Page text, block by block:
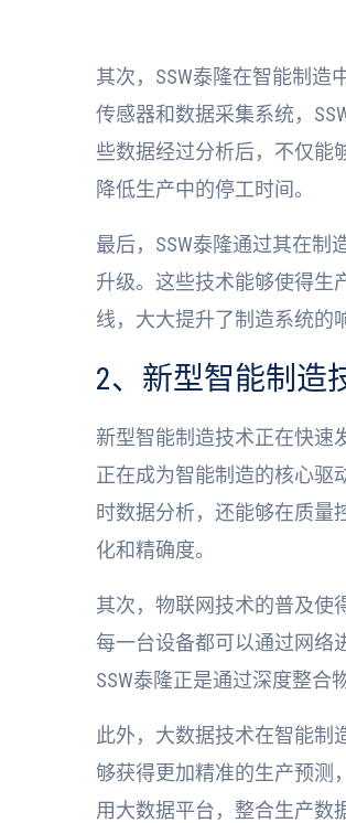
其次，SSW泰隆在智能制
传感器和数据采集系统，
些数据经过分析后，不仅能
降低生产中的停工时间。
最后，SSW泰隆通过其在
升级。这些技术能够使得生
线，大大提升了制造系统的
2、新型智能制造
新型智能制造技术正在快速
正在成为智能制造的核心驱
时数据分析，还能够在质量
化和精确度。
其次，物联网技术的普及使
每一台设备都可以通过网络
SSW泰隆正是通过深度整合
此外，大数据技术在智能制
够获得更加精准的生产预测
用大数据平台，整合生产数